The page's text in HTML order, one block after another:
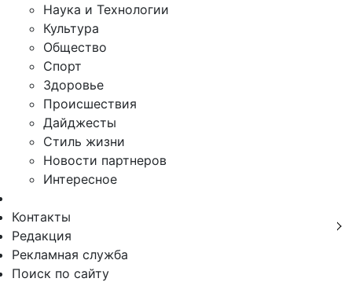
Наука и Технологии
Культура
Общество
Спорт
Здоровье
Происшествия
Дайджесты
Стиль жизни
Новости партнеров
Интересное
Контакты
Редакция
Рекламная служба
Поиск по сайту